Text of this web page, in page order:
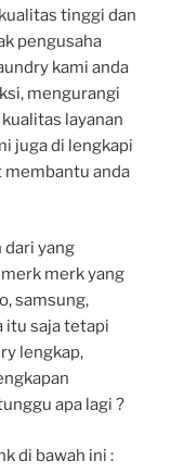
tinggi dan
pengusaha
kami anda
mengurangi
layanan
juga di lengkapi
membantu anda
dari yang
merk yang
samsung,
itu saja tetapi
lengkap,
apa lagi ?
di bawah ini :